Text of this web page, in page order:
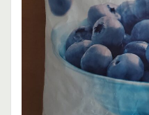
ーベ
リー
商品
1.4